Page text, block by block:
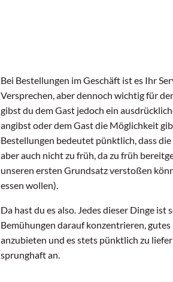
Bei Bestellungen im Geschäft ist es Ihr
Versprechen, aber dennoch wichtig für
gibst du dem Gast jedoch ein
angibst oder dem Gast die Möglichkeit
Bestellungen bedeutet pünktlich, dass
aber auch nicht zu früh, da zu früh
unseren ersten Grundsatz verstoßen
essen wollen).
Da hast du es also. Jedes dieser Dinge
Bemühungen darauf konzentrieren,
anzubieten und es stets pünktlich zu
sprunghaft an.